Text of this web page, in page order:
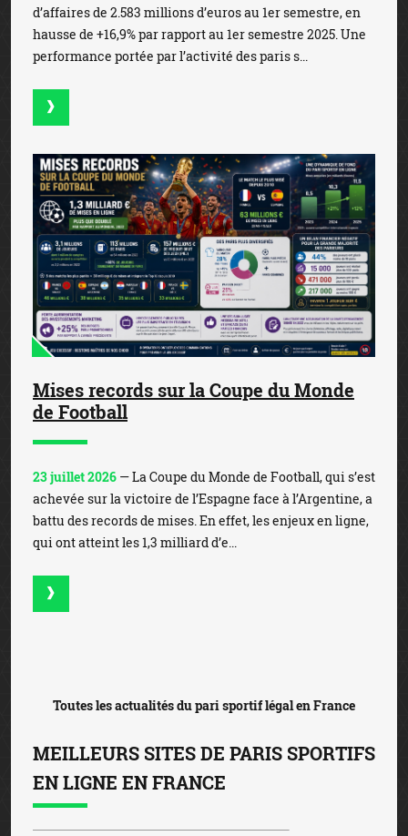
d’affaires de 2.583 millions d’euros au 1er semestre, en
hausse de +16,9% par rapport au 1er semestre 2025. Une
performance portée par l’activité des paris s...
Mises records sur la Coupe du Monde
de Football
23 juillet 2026 — La Coupe du Monde de Football, qui s’est
achevée sur la victoire de l’Espagne face à l’Argentine, a
battu des records de mises. En effet, les enjeux en ligne,
qui ont atteint les 1,3 milliard d’e...
Toutes les actualités du pari sportif légal en France
MEILLEURS SITES DE PARIS SPORTIFS
EN LIGNE EN FRANCE